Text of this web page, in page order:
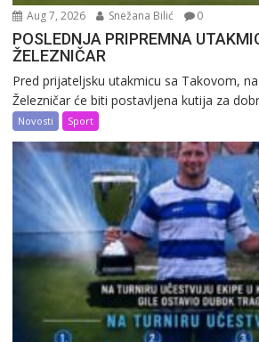
Aug 7, 2026 Snežana Bilić 0
POSLEDNJA PRIPREMNA
ŽELEZNIČAR
Pred prijateljsku utakmicu sa Takovom,
Železničar će biti postavljena kutija za
Novosti Sport